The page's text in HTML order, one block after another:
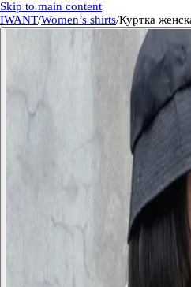
Skip to main content
IWANT/Women’s shirts/Куртка